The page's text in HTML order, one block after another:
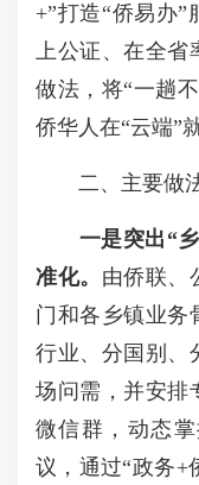
+”打造“侨易办
上公证、在全省
做法，将“一趟
侨华人在“云端”
二、主要做
一是突出“
准化。 由侨联、
门和各乡镇业务
行业、分国别、
场问需，并安排
微信群，动态
议，通过“政务+